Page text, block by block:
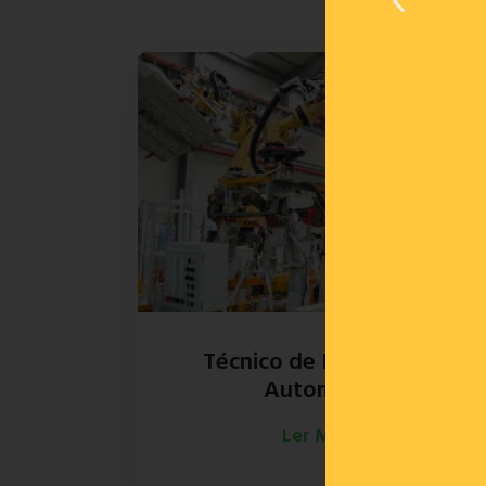
Técnico de Eletrónica e
Automação
Ler Mais»